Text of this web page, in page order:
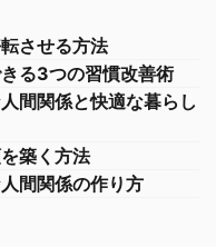
させる方法
る3つの習慣改善術
間関係と快適な暮らし
築く方法
間関係の作り方